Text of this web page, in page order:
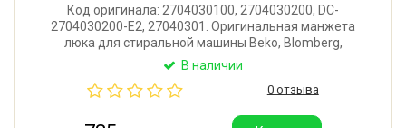
Код оригинала: 2704030100, 2704030200, DC-
2704030200-E2, 27040301. Оригинальная манжета
люка для стиральной машины Beko, Blomberg,
Arcelik.
В наличии
0 отзыва